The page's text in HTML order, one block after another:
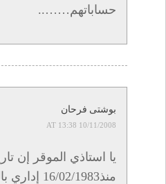
حساباتهم……..
بوشتى فرحان
10/11/2008 AT 13:38
يا استاذي الموقر إن
منذ16/02/1983